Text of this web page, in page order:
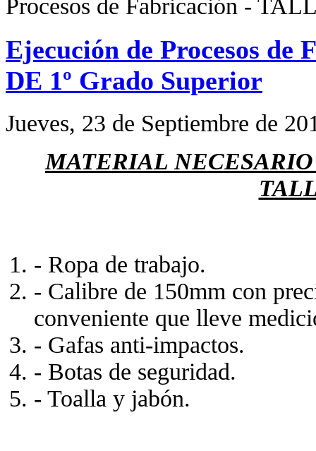
Procesos de Fabricación -
Ejecución de Procesos
DE 1º Grado Superior
Jueves, 23 de Septiembre de
MATERIAL
- Ropa de trabajo.
- Calibre de 150mm con
conveniente que lleve
- Gafas anti-impactos.
- Botas de seguridad.
- Toalla y jabón.